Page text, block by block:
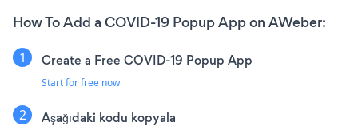
How To Add a COVID-19 Popup App on AWeber:
Create a Free COVID-19 Popup App
Start for free now
Aşağıdaki kodu kopyala